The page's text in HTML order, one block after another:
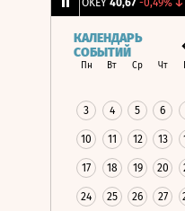
OKEY 40,67 -0,49%↓
КАЛЕНДАРЬ
СОБЫТИЙ
Пн Вт Ср Чт
3 4 5 6
10 11 12 13
17 18 19 20
24 25 26 27